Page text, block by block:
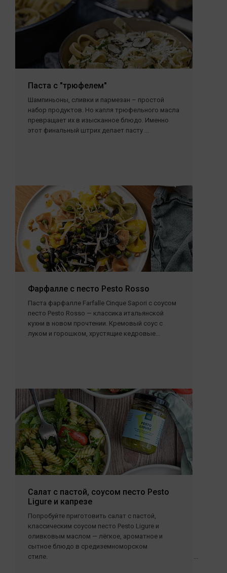
Паста с "трюфелем"
Шампиньоны, сливки и пармезан – простой
набор продуктов. Но капля трюфельного масла
превращает их в изысканное блюдо. Именно
этот финальный штрих делает пасту ...
Фарфалле с песто Pesto Rosso
Паста фарфалле Farfalle Cinque Sapori с соусом
песто Pesto Rosso — классика итальянской
кухни в новом прочтении. Кремовый соус с
луком и горошком, хрустящие кедровые...
Салат с пастой, соусом песто Pesto
Ligure и капрезе
Попробуйте приготовить салат с пастой,
классическим соусом песто Pesto Ligure и
оливковым маслом — лёгкое, ароматное и
сытное блюдо в средиземноморском
стиле. ...